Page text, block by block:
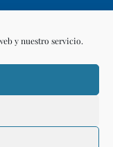
y nuestro servicio.